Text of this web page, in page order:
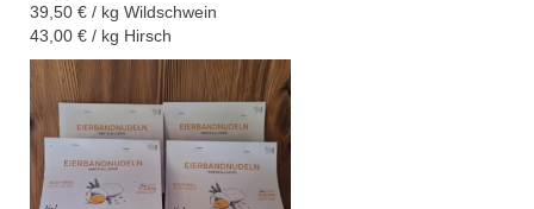
39,50 € / kg Wildschwein
43,00 € / kg Hirsch